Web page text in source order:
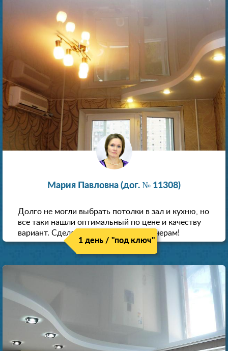
Мария Павловна (дог. № 11308)
Долго не могли выбрать потолки в зал и кухню, но
все таки нашли оптимальный по цене и качеству
вариант. Сделали скидку как пенсионерам!
1 день / "под ключ"